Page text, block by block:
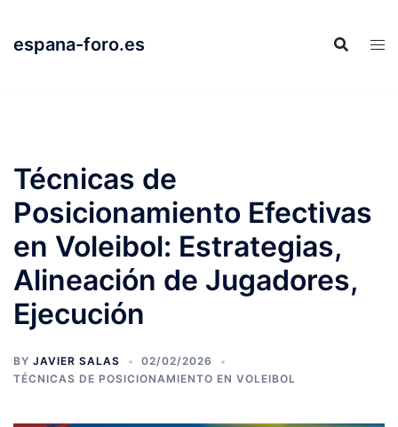
content
espana-foro.es
Técnicas de
Posicionamiento Efectivas
en Voleibol: Estrategias,
Alineación de Jugadores,
Ejecución
BY JAVIER SALAS
02/02/2026
TÉCNICAS DE POSICIONAMIENTO EN VOLEIBOL